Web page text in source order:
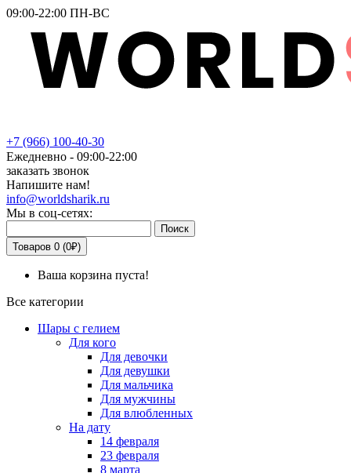
09:00-22:00 ПН-ВС
+7 (966) 100-40-30
Ежедневно - 09:00-22:00
заказать звонок
Напишите нам!
info@worldsharik.ru
Мы в соц-сетях:
Поиск
Товаров 0 (0₽)
Ваша корзина пуста!
Все категории
Шары с гелием
Для кого
Для девочки
Для девушки
Для мальчика
Для мужчины
Для влюбленных
На дату
14 февраля
23 февраля
8 марта